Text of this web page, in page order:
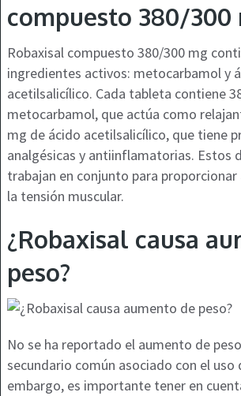
compuesto 380/300
Robaxisal compuesto 380/300 mg
ingredientes activos: metocarbamol y
acetilsalicílico. Cada tableta contiene
metocarbamol, que actúa como
mg de ácido acetilsalicílico, que tiene
analgésicas y antiinflamatorias. Estos
trabajan en conjunto para
la tensión muscular.
¿Robaxisal causa
peso?
No se ha reportado el aumento de
secundario común asociado con el uso
embargo, es importante tener en